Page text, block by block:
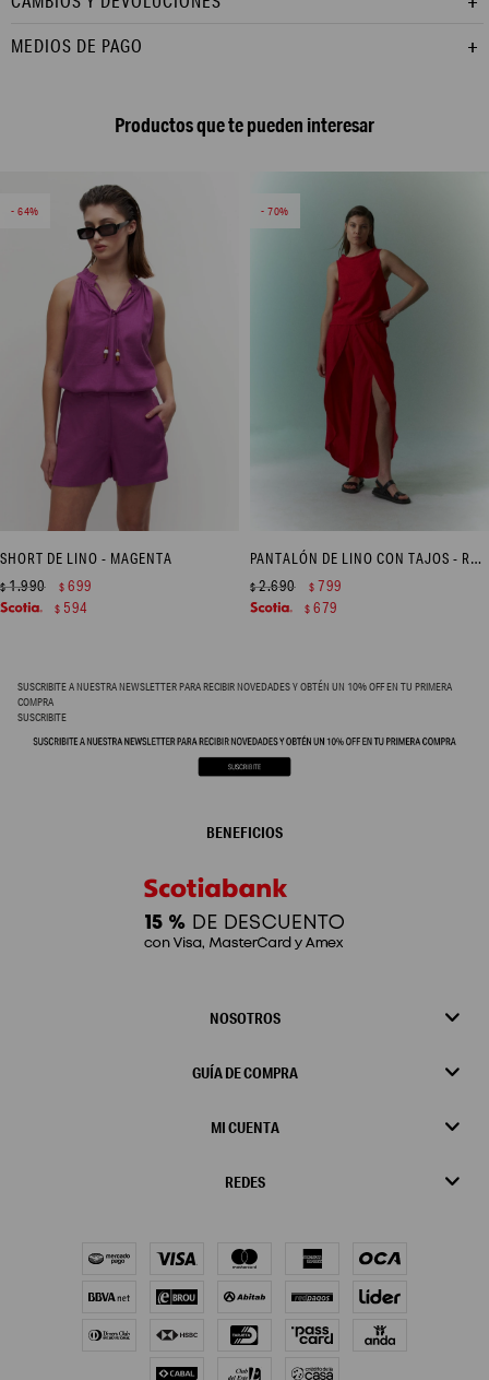
MEDIOS DE PAGO
Productos que te pueden interesar
64
SHORT DE LINO - MAGENTA
$1.990 $ 699
$ 594
70
PANTALÓN DE LINO CON TAJOS - ROJO
$2.690 $ 799
$ 679
SUSCRIBITE A NUESTRA NEWSLETTER PARA RECIBIR NOVEDADES Y OBTÉN UN 10% OFF EN TU PRIMERA
COMPRA
SUSCRIBITE
NOSOTROS
GUÍA DE COMPRA
MI CUENTA
REDES
BENEFICIOS